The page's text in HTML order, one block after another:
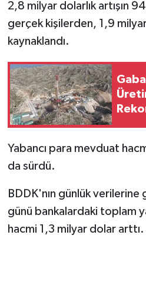
2,8 milyar dolarlık artışın
gerçek kişilerden, 1,9
kaynaklandı.
Yabancı para mevduat
da sürdü.
BDDK'nın günlük
günü bankalardaki toplam
hacmi 1,3 milyar dolar arttı.